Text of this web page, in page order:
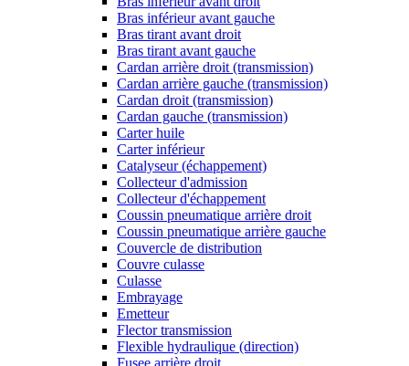
Bras inférieur avant gauche
Bras tirant avant droit
Bras tirant avant gauche
Cardan arrière droit (transmission)
Cardan arrière gauche (transmission)
Cardan droit (transmission)
Cardan gauche (transmission)
Carter huile
Carter inférieur
Catalyseur (échappement)
Collecteur d'admission
Collecteur d'échappement
Coussin pneumatique arrière droit
Coussin pneumatique arrière gauche
Couvercle de distribution
Couvre culasse
Culasse
Embrayage
Emetteur
Flector transmission
Flexible hydraulique (direction)
Fusee arrière droit